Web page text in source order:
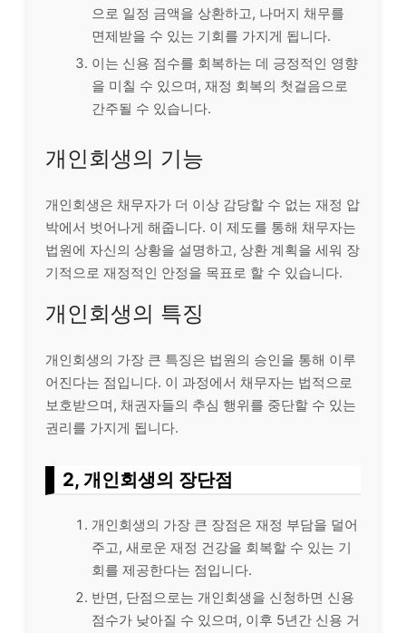
으로 일정 금액을 상환하고, 나머지 채무를
면제받을 수 있는 기회를 가지게 됩니다.
이는 신용 점수를 회복하는 데 긍정적인 영향
을 미칠 수 있으며, 재정 회복의 첫걸음으로
간주될 수 있습니다.
개인회생의 기능
개인회생은 채무자가 더 이상 감당할 수 없는 재정 압
박에서 벗어나게 해줍니다. 이 제도를 통해 채무자는
법원에 자신의 상황을 설명하고, 상환 계획을 세워 장
기적으로 재정적인 안정을 목표로 할 수 있습니다.
개인회생의 특징
개인회생의 가장 큰 특징은 법원의 승인을 통해 이루
어진다는 점입니다. 이 과정에서 채무자는 법적으로
보호받으며, 채권자들의 추심 행위를 중단할 수 있는
권리를 가지게 됩니다.
2, 개인회생의 장단점
개인회생의 가장 큰 장점은 재정 부담을 덜어
주고, 새로운 재정 건강을 회복할 수 있는 기
회를 제공한다는 점입니다.
반면, 단점으로는 개인회생을 신청하면 신용
점수가 낮아질 수 있으며, 이후 5년간 신용 거